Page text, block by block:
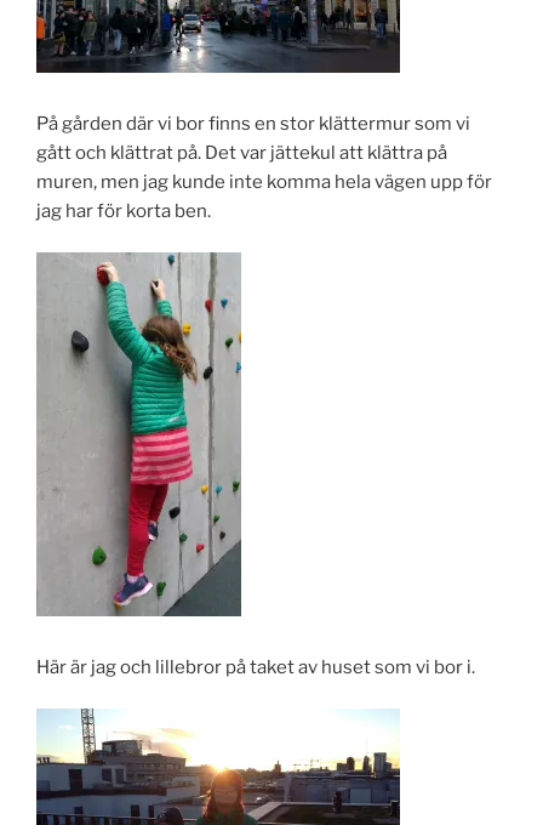
På gården där vi bor finns en stor klättermur som vi
gått och klättrat på. Det var jättekul att klättra på
muren, men jag kunde inte komma hela vägen upp för
jag har för korta ben.
Här är jag och lillebror på taket av huset som vi bor i.